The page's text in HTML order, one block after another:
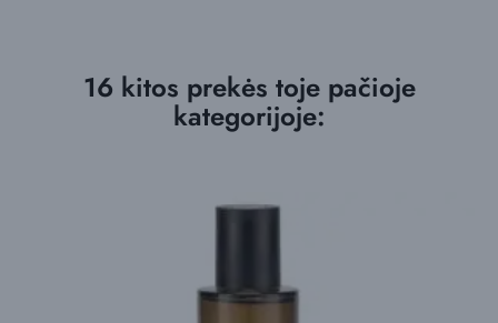
16 kitos prekės toje pačioje
kategorijoje: